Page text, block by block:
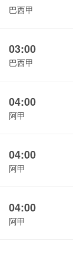
巴西甲
03:00
巴西甲
04:00
阿甲
04:00
阿甲
04:00
阿甲